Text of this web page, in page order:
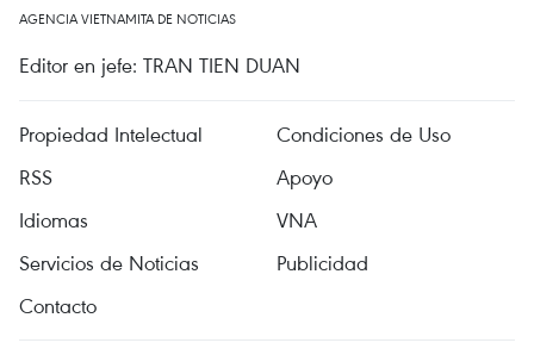
AGENCIA VIETNAMITA DE NOTICIAS
Editor en jefe: TRAN TIEN DUAN
Propiedad Intelectual
Condiciones de Uso
RSS
Apoyo
Idiomas
VNA
Servicios de Noticias
Publicidad
Contacto